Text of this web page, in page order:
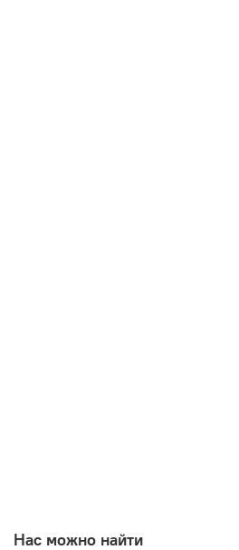
Нас можно найти